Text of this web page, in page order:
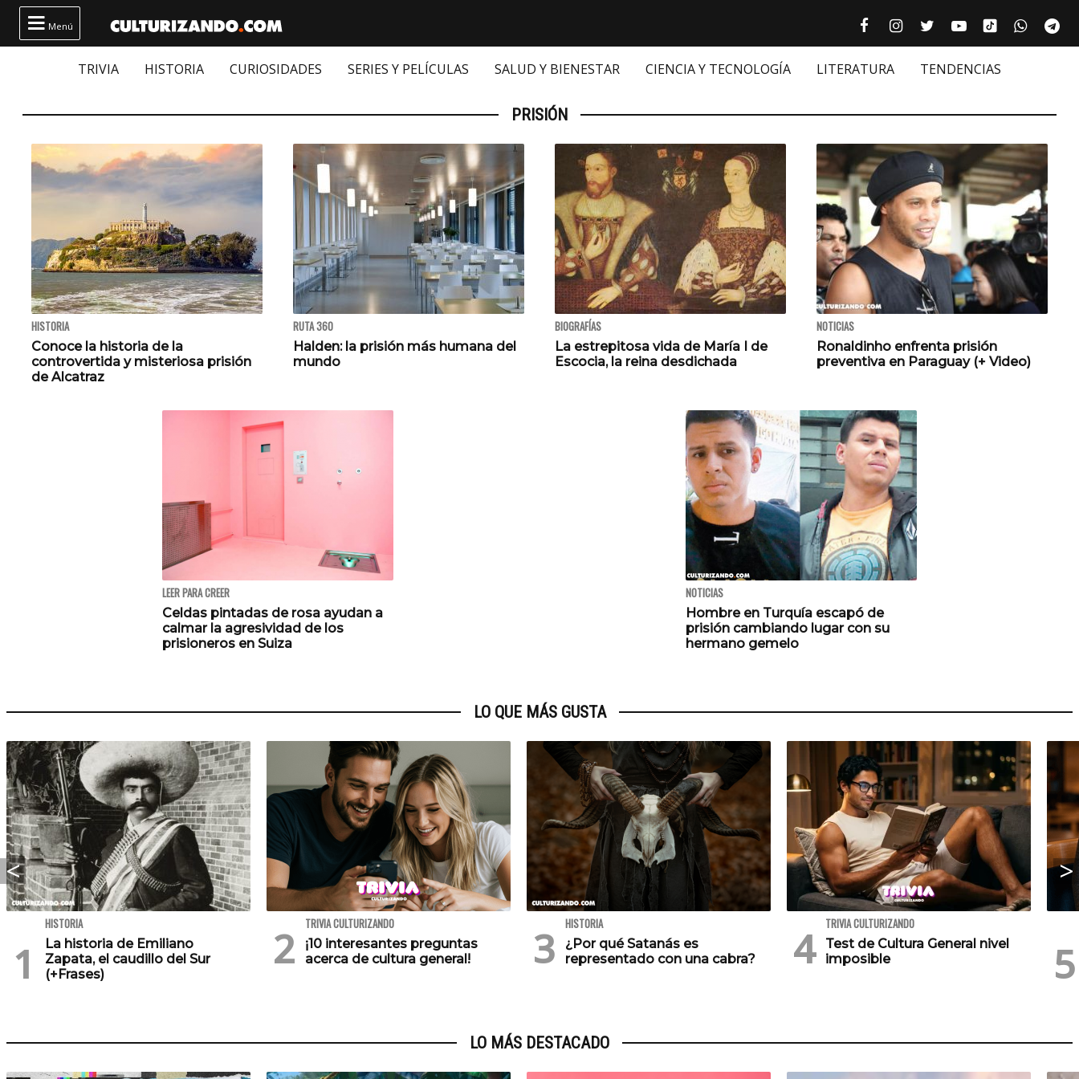
 Menú  Facebook culturizando.com |
 Instagram
 Twitter
 Youtube
Tiktok
 
TRIVIA HISTORIA CURIOSIDADES SERIES Y PELÍCULAS SALUD Y BIENESTAR CIENCIA Y TECNOLOGÍA LITERATURA TENDENCIAS
PRISIÓN
HISTORIA
Conoce la historia de la
controvertida y misteriosa prisión
de Alcatraz
RUTA 360
Halden: la prisión más humana del
mundo
BIOGRAFÍAS
La estrepitosa vida de María I de
Escocia, la reina desdichada
NOTICIAS
Ronaldinho enfrenta prisión
preventiva en Paraguay (+ Video)
LEER PARA CREER
Celdas pintadas de rosa ayudan a
calmar la agresividad de los
prisioneros en Suiza
NOTICIAS
Hombre en Turquía escapó de
prisión cambiando lugar con su
hermano gemelo
LO QUE MÁS GUSTA
HISTORIA
La historia de Emiliano
Zapata, el caudillo del Sur
(+Frases)
TRIVIA CULTURIZANDO
¡10 interesantes preguntas
acerca de cultura general!
HISTORIA
¿Por qué Satanás es
representado con una cabra?
TRIVIA CULTURIZANDO
Test de Cultura General nivel
imposible
LO MÁS DESTACADO